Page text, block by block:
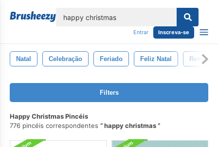
Entrar Inscreva-se
Natal Celebração Feriado Feliz Natal Retro
Filters
Happy Christmas Pincéis
776 pincéis correspondentes
happy christmas